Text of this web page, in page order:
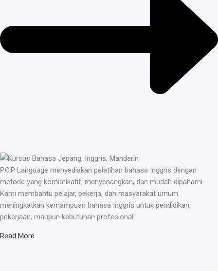
P.O.P Language menyediakan pelatihan bahasa Inggris dengan
metode yang komunikatif, menyenangkan, dan mudah dipahami.
Kami membantu pelajar, pekerja, dan masyarakat umum
meningkatkan kemampuan bahasa Inggris untuk pendidikan,
pekerjaan, maupun kebutuhan profesional.
Read More